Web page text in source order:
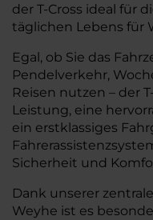
der T-Cross ideal für
täglichen Lebens für
Egal, ob Sie das
Pendelverkehr,
Reisen nutzen – der
Leistung, eine
ein erstklassiges
Sicherheit und
Dank unserer
Weyhe ist es